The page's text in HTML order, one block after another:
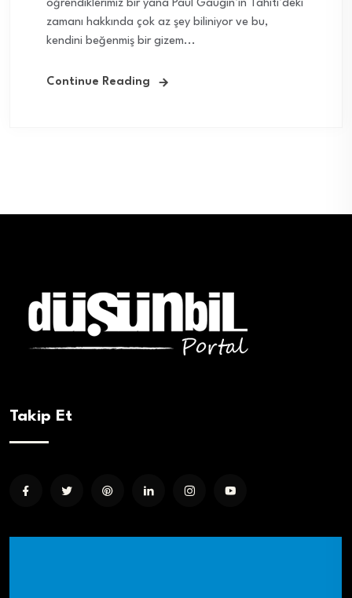
öğrendiklerimiz bir yana Paul Gaugin’in Tahiti’deki
zamanı hakkında çok az şey biliniyor ve bu,
kendini beğenmiş bir gizem...
Continue Reading
Takip Et